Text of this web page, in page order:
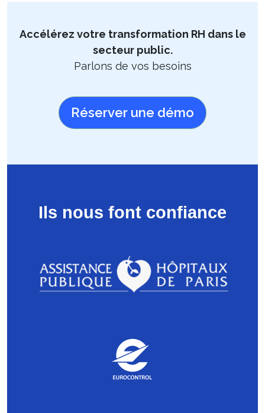
Accélérez votre transformation RH dans le
secteur public.
Parlons de vos besoins
Réserver une démo
Ils nous font confiance